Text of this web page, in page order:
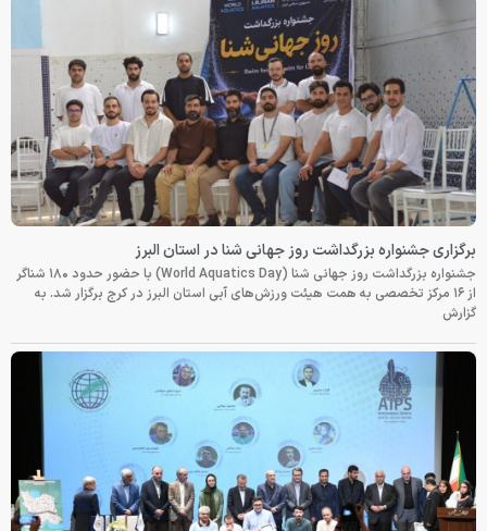
برگزاری جشنواره بزرگداشت روز جهانی شنا در استان البرز
جشنواره بزرگداشت روز جهانی شنا (World Aquatics Day) با حضور حدود ۱۸۰ شناگر
از ۱۶ مرکز تخصصی به همت هیئت ورزش‌های آبی استان البرز در کرج برگزار شد. به
گزارش